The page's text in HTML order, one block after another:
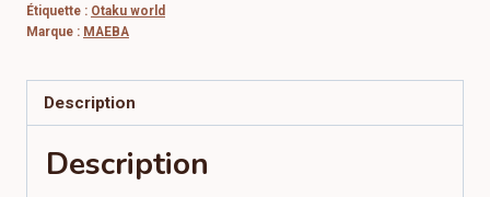
Emperors
–
Senpai
Shuffle
Étiquette : Otaku world
Marque : MAEBA
Description
Description